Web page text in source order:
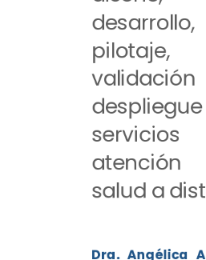
desarrollo,
pilotaje,
salud a
Dra. Angélica